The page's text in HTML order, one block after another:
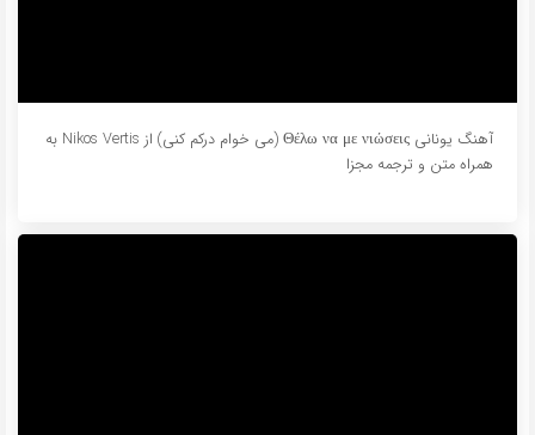
آهنگ یونانی Θέλω να με νιώσεις (می خوام درکم کنی) از Nikos Vertis به
همراه متن و ترجمه مجزا